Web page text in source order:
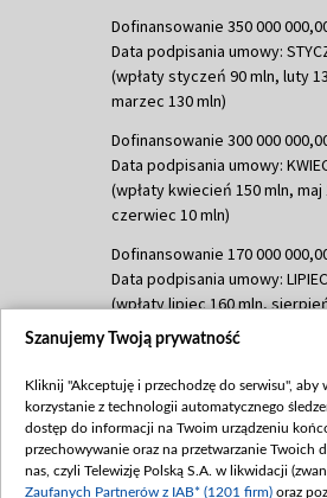
Dofinansowanie 350 000
Data podpisania umowy:
(wpłaty styczeń 90 mln, luty
marzec 130 mln)
Dofinansowanie 300 000
Data podpisania umowy:
(wpłaty kwiecień 150 mln, maj
czerwiec 10 mln)
Dofinansowanie 170 000
Data podpisania umowy:
(wpłaty lipiec 160 mln,
Dofinansowanie 60 000 000,00
(wpłata wrzesień 60 mln)
Dofinansowanie 635 783
Data podpisania umowy:
(wpłata wrzesień 100 mln,
Szanujemy Twoją prywatność
Kliknij "Akceptuję i przechodzę do serwisu", aby
korzystanie z technologii automatycznego
dostęp do informacji na Twoim urządzeniu
przechowywanie oraz na przetwarzanie Twoich
nas, czyli Telewizję Polską S.A. w likwidacji
Zaufanych Partnerów z IAB* (1201 firm) oraz